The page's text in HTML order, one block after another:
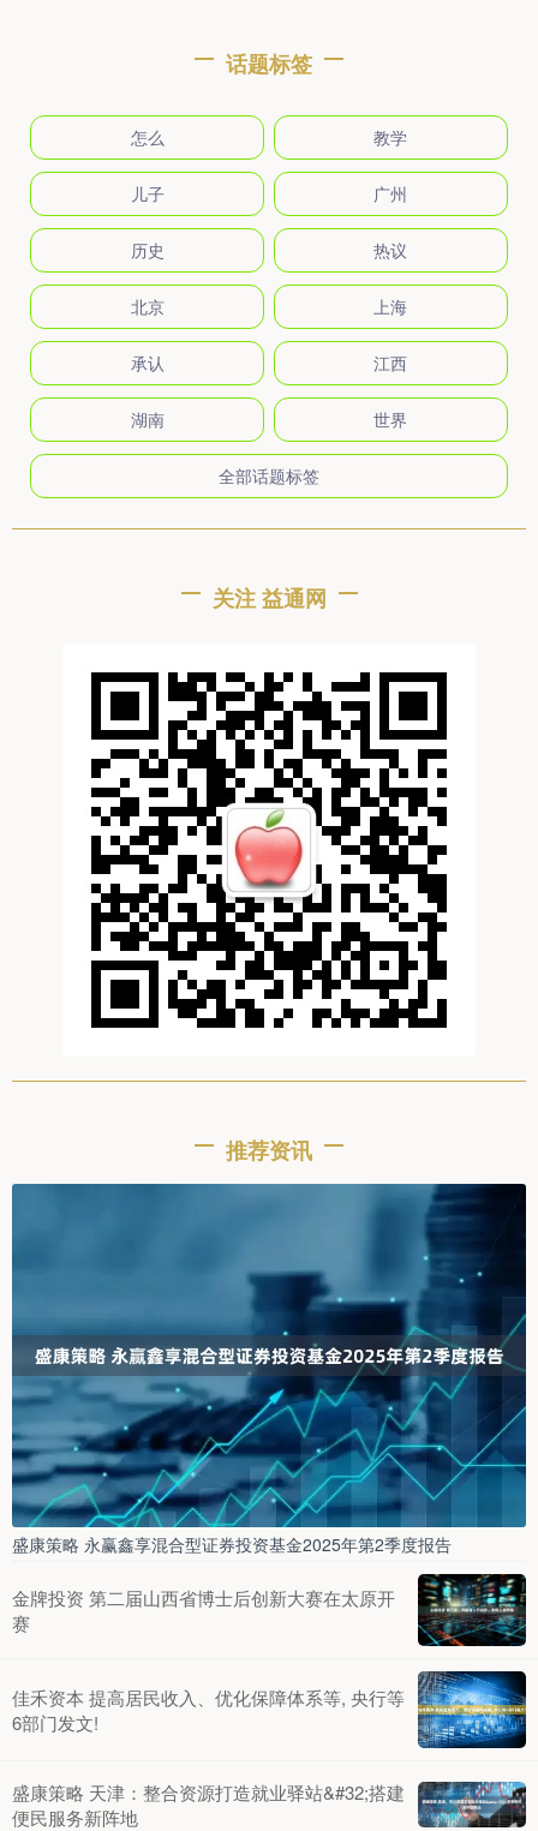
话题标签
怎么 教学
儿子 广州
历史 热议
北京 上海
承认 江西
湖南 世界
全部话题标签
关注 益通网
推荐资讯
盛康策略 永赢鑫享混合型证券投资基金2025年第2季度报告
金牌投资 第二届山西省博士后创新大赛在太原开
赛
佳禾资本 提高居民收入、优化保障体系等, 央行等
6部门发文!
盛康策略 天津：整合资源打造就业驿站&#32;搭建
便民服务新阵地